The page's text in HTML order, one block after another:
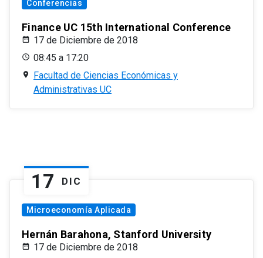
Conferencias
Finance UC 15th International Conference
17 de Diciembre de 2018
08:45 a 17:20
Facultad de Ciencias Económicas y
Administrativas UC
17 DIC
Microeconomía Aplicada
Hernán Barahona, Stanford University
17 de Diciembre de 2018